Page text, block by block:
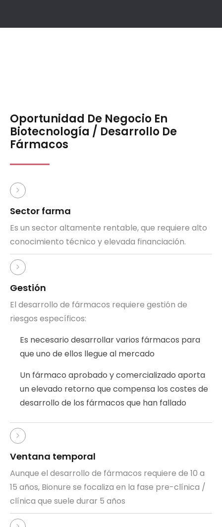
Oportunidad De Negocio En
Biotecnología / Desarrollo De
Fármacos
Sector farma
Es un sector altamente rentable, que requiere alto
conocimiento técnico y elevada financiación.
Gestión
El desarrollo de fármacos requiere gestión de
riesgos específicos:
Es necesario desarrollar varios fármacos para
que uno de ellos llegue al mercado
Un fármaco aprobado y comercializado aporta
un elevado retorno que compensa los costes de
desarrollo de los fármacos que han fallado
Ventana temporal
Aunque el desarrollo de fármacos requiere de 10 a
15 años, Bionure se focaliza en la fase pre-clínica /
clínica que suele durar 5 años